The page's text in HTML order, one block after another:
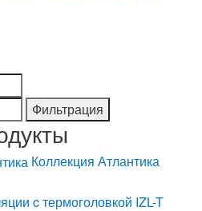
цена
Фильтрация
Коллекция Атлантика